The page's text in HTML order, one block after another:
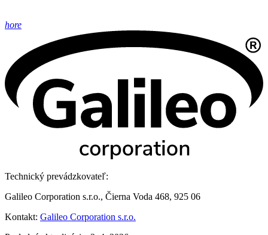
hore
Technický prevádzkovateľ:
Galileo Corporation s.r.o., Čierna Voda 468, 925 06
Kontakt: Galileo Corporation s.r.o.